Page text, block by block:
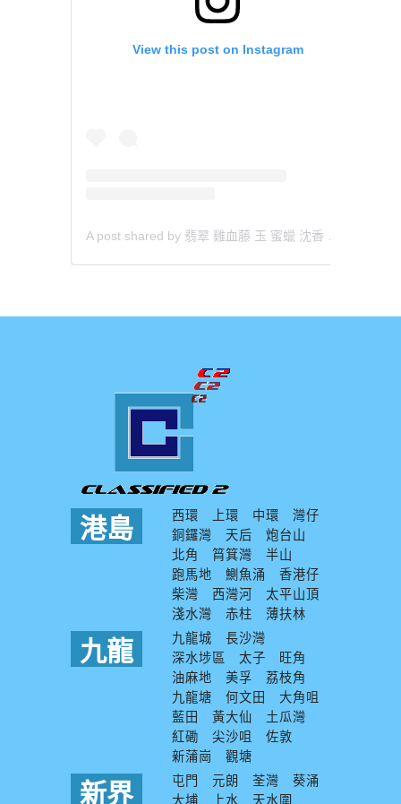
View this post on Instagram
港島 西環 上環 中環
灣仔
銅鑼灣
天后
炮台山
北角
筲箕灣
半山
跑馬地
鰂魚涌
香港仔
柴灣
西灣河
太平山頂
淺水灣
赤柱 薄扶林
九龍 九龍城
長沙灣
深水埗區
太子
旺角
油麻地
美孚
荔枝角
九龍塘
何文田
大角咀
藍田
黃大仙
土瓜灣
紅磡
尖沙咀
佐敦
新蒲崗
觀塘
新界 屯門 元朗 荃灣
葵涌
大埔
上水 天水圍